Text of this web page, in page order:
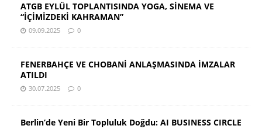
ATGB EYLÜL TOPLANTISINDA YOGA, SİNEMA VE
“İÇİMİZDEKİ KAHRAMAN”
09.09.2025 0
FENERBAHÇE VE CHOBANİ ANLAŞMASINDA İMZALAR
ATILDI
30.07.2025 0
Berlin’de Yeni Bir Topluluk Doğdu: AI BUSINESS CIRCLE